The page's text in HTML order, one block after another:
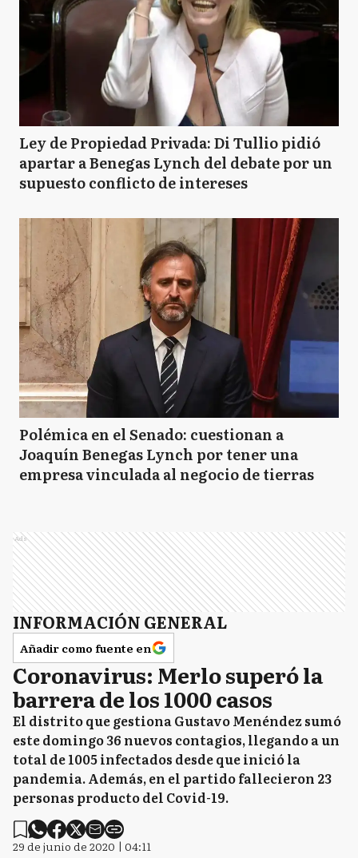
Ley de Propiedad Privada: Di Tullio pidió
apartar a Benegas Lynch del debate por un
supuesto conflicto de intereses
Polémica en el Senado: cuestionan a
Joaquín Benegas Lynch por tener una
empresa vinculada al negocio de tierras
Ads
INFORMACIÓN GENERAL
Añadir como fuente en
Coronavirus: Merlo superó la
barrera de los 1000 casos
El distrito que gestiona Gustavo Menéndez sumó
este domingo 36 nuevos contagios, llegando a un
total de 1005 infectados desde que inició la
pandemia. Además, en el partido fallecieron 23
personas producto del Covid-19.
29 de junio de 2020 | 04:11